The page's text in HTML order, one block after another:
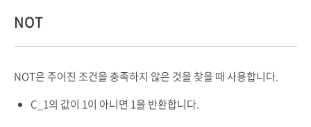
NOT
NOT은 주어진 조건을 충족하지 않은 것을 찾을 때 사용합니다.
C_1의 값이 1이 아니면 1을 반환합니다.